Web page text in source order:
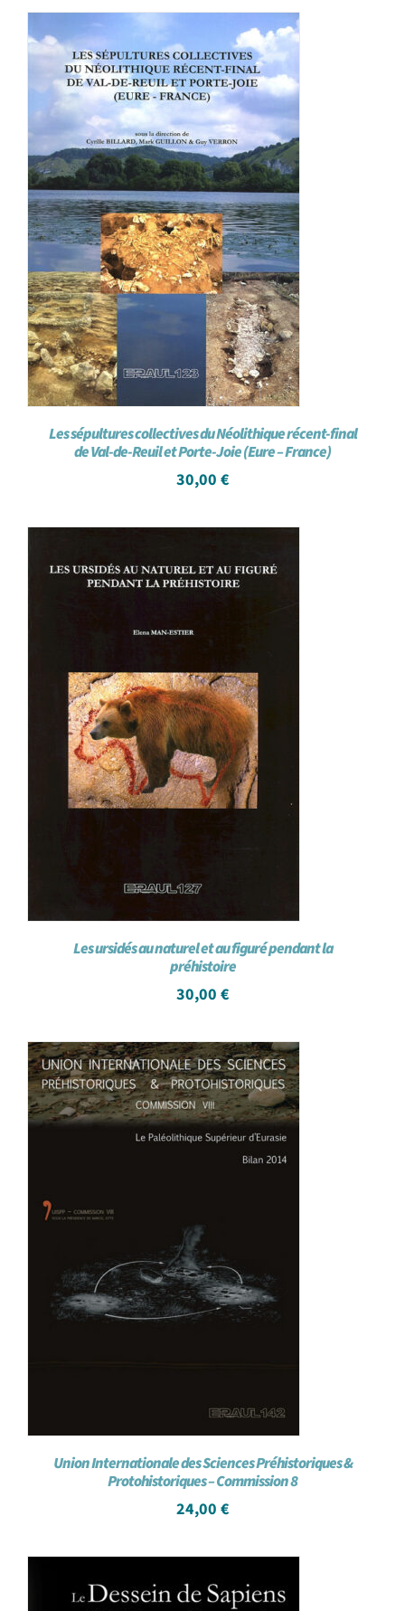
Les sépultures collectives du Néolithique récent-final
de Val-de-Reuil et Porte-Joie (Eure – France)
30,00 €
Les ursidés au naturel et au figuré pendant la
préhistoire
30,00 €
Union Internationale des Sciences Préhistoriques &
Protohistoriques – Commission 8
24,00 €